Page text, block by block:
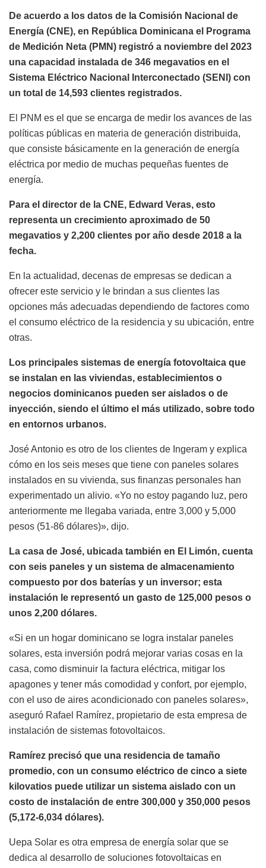
De acuerdo a los datos de la Comisión Nacional de
Energía (CNE), en República Dominicana el Programa
de Medición Neta (PMN) registró a noviembre del 2023
una capacidad instalada de 346 megavatios en el
Sistema Eléctrico Nacional Interconectado (SENI) con
un total de 14,593 clientes registrados.
El PNM es el que se encarga de medir los avances de las
políticas públicas en materia de generación distribuida,
que consiste básicamente en la generación de energía
eléctrica por medio de muchas pequeñas fuentes de
energía.
Para el director de la CNE, Edward Veras, esto
representa un crecimiento aproximado de 50
megavatios y 2,200 clientes por año desde 2018 a la
fecha.
En la actualidad, decenas de empresas se dedican a
ofrecer este servicio y le brindan a sus clientes las
opciones más adecuadas dependiendo de factores como
el consumo eléctrico de la residencia y su ubicación, entre
otras.
Los principales sistemas de energía fotovoltaica que
se instalan en las viviendas, establecimientos o
negocios dominicanos pueden ser aislados o de
inyección, siendo el último el más utilizado, sobre todo
en entornos urbanos.
José Antonio es otro de los clientes de Ingeram y explica
cómo en los seis meses que tiene con paneles solares
instalados en su vivienda, sus finanzas personales han
experimentado un alivio. «Yo no estoy pagando luz, pero
anteriormente me llegaba variada, entre 3,000 y 5,000
pesos (51-86 dólares)», dijo.
La casa de José, ubicada también en El Limón, cuenta
con seis paneles y un sistema de almacenamiento
compuesto por dos baterías y un inversor; esta
instalación le representó un gasto de 125,000 pesos o
unos 2,200 dólares.
«Si en un hogar dominicano se logra instalar paneles
solares, esta inversión podrá mejorar varias cosas en la
casa, como disminuir la factura eléctrica, mitigar los
apagones y tener más comodidad y confort, por ejemplo,
con el uso de aires acondicionado con paneles solares»,
aseguró Rafael Ramírez, propietario de esta empresa de
instalación de sistemas fotovoltaicos.
Ramírez precisó que una residencia de tamaño
promedio, con un consumo eléctrico de cinco a siete
kilovatios puede utilizar un sistema aislado con un
costo de instalación de entre 300,000 y 350,000 pesos
(5,172-6,034 dólares).
Uepa Solar es otra empresa de energía solar que se
dedica al desarrollo de soluciones fotovoltaicas en